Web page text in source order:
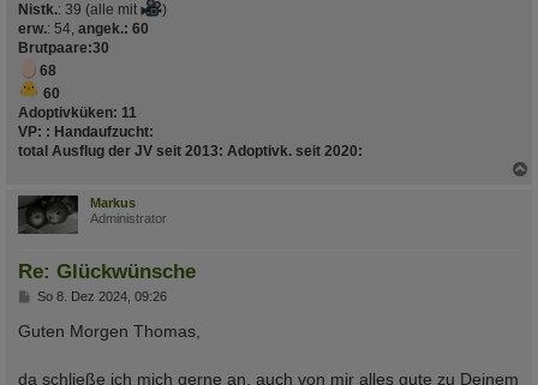
Nistk.: 39 (alle mit
)
erw.: 54, angek.: 60
Brutpaare:30
68
60
Adoptivküken: 11
VP: : Handaufzucht:
total Ausflug der JV seit 2013: Adoptivk. seit 2020:
Markus
Administrator
Re: Glückwünsche
B
i
t
So 8. Dez 2024, 09:26
Guten Morgen Thomas,
da schließe ich mich gerne an, auch von mir alles gute zu Deinem